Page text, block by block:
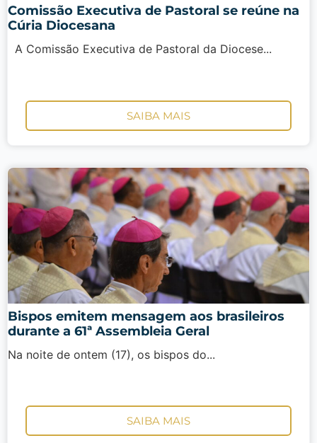
Comissão Executiva de Pastoral se reúne na
Cúria Diocesana
A Comissão Executiva de Pastoral da Diocese...
SAIBA MAIS
Bispos emitem mensagem aos brasileiros
durante a 61ª Assembleia Geral
Na noite de ontem (17), os bispos do...
SAIBA MAIS